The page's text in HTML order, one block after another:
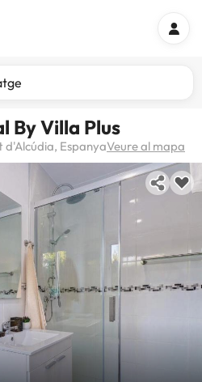
By Villa Plus
d'Alcúdia, EspanyaVeure al mapa